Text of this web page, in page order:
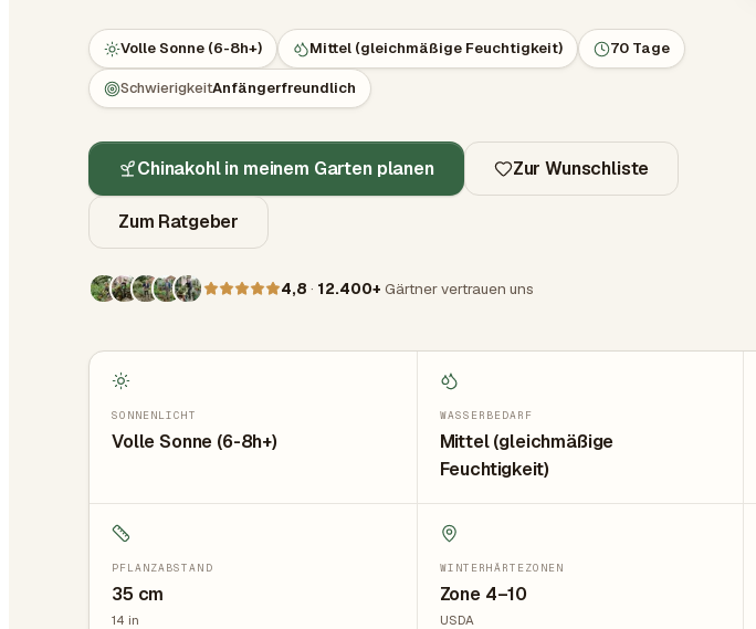
Volle Sonne (6-8h+) Mittel (gleichmäßige Feuchtigkeit) 70 Tage
SchwierigkeitAnfängerfreundlich
Chinakohl in meinem Garten planen Zur Wunschliste
Zum Ratgeber
4,8 · 12.400+ Gärtner vertrauen uns
SONNENLICHT
Volle Sonne (6-8h+)
WASSERBEDARF
Mittel (gleichmäßige
Feuchtigkeit)
PFLANZABSTAND
35 cm
14 in
WINTERHÄRTEZONEN
Zone 4–10
USDA